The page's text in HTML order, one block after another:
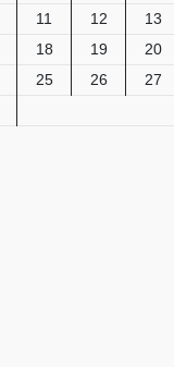
11 12 13
18 19 20
25 26 27